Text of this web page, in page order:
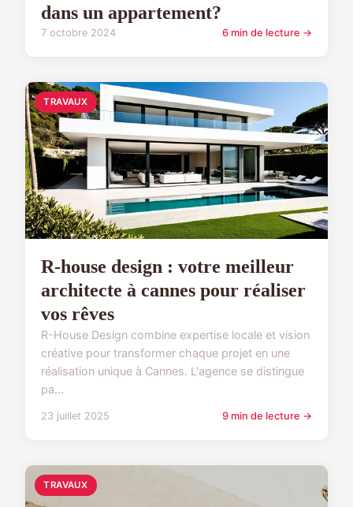
dans un appartement?
7 octobre 2024 6 min de lecture →
TRAVAUX
R-house design : votre meilleur
architecte à cannes pour réaliser
vos rêves
R-House Design combine expertise locale et vision
créative pour transformer chaque projet en une
réalisation unique à Cannes. L'agence se distingue
pa...
23 juillet 2025 9 min de lecture →
TRAVAUX